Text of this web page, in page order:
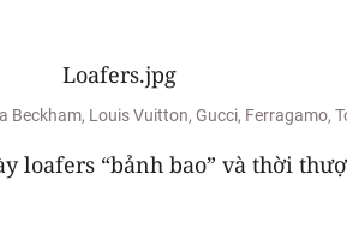
Louis Vuitton, Gucci, Ferragamo,
loafers “bảnh bao” và thời